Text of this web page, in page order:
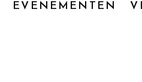
EVENEMENTEN